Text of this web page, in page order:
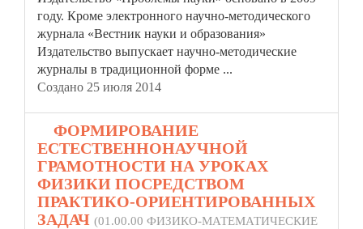
году. Кроме электронного научно-методического
журнала «Вестник науки и образования»
Издательство выпускает научно-методические
журналы в традиционной форме ...
Создано 25 июля 2014
ФОРМИРОВАНИЕ
ЕСТЕСТВЕННОНАУЧНОЙ
ГРАМОТНОСТИ НА УРОКАХ
ФИЗИКИ ПОСРЕДСТВОМ
ПРАКТИКО-ОРИЕНТИРОВАННЫХ
ЗАДАЧ (01.00.00 ФИЗИКО-МАТЕМАТИЧЕСКИЕ